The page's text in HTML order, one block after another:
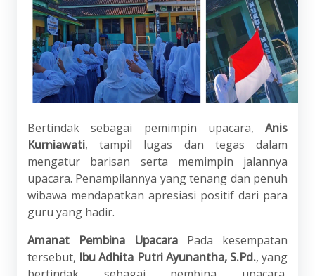
Bertindak sebagai pemimpin upacara, Anis
Kurniawati, tampil lugas dan tegas dalam
mengatur barisan serta memimpin jalannya
upacara. Penampilannya yang tenang dan penuh
wibawa mendapatkan apresiasi positif dari para
guru yang hadir.
Amanat Pembina UpacaraPada kesempatan
tersebut, Ibu Adhita Putri Ayunantha, S.Pd., yang